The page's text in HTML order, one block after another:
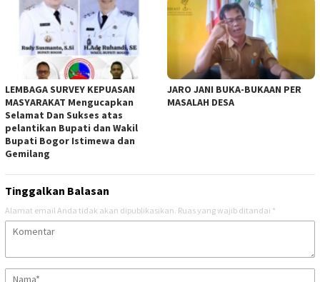
LEMBAGA SURVEY KEPUASAN
MASYARAKAT Mengucapkan
Selamat Dan Sukses atas
pelantikan Bupati dan Wakil
Bupati Bogor Istimewa dan
Gemilang
JARO JANI BUKA-BUKAAN PER
MASALAH DESA
Tinggalkan Balasan
Alamat email Anda tidak akan dipublikasikan. Ruas yang wajib ditandai *